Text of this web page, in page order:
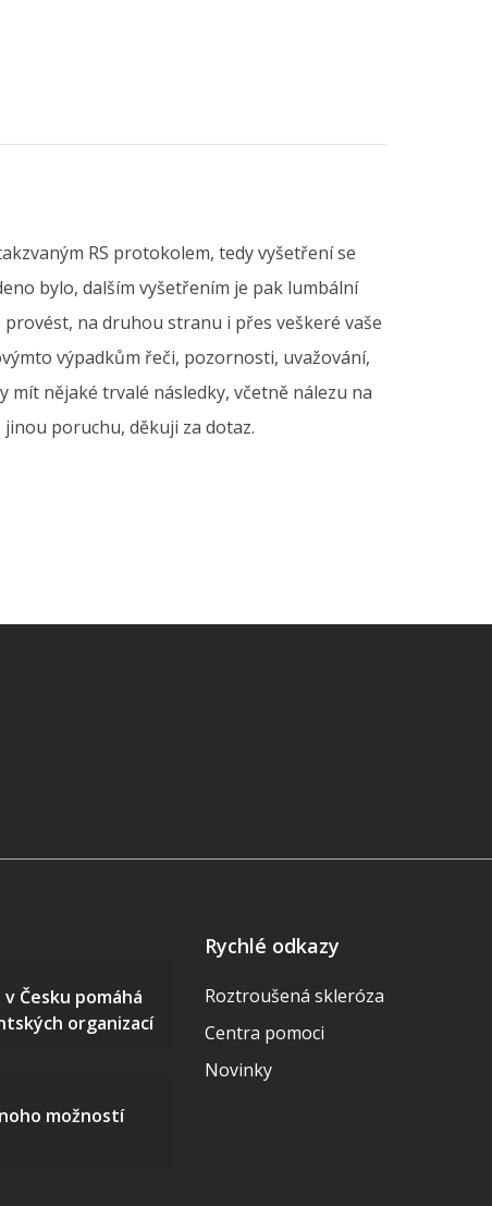
RS protokolem, tedy vyšetření se
bylo, dalším vyšetřením je pak lumbální
na druhou stranu i přes veškeré vaše
výpadkům řeči, pozornosti, uvažování,
mít nějaké trvalé následky, včetně nálezu na
poruchu, děkuji za dotaz.
v Česku pomáhá
organizací
možností
Rychlé odkazy
Roztroušená skleróza
Centra pomoci
Novinky